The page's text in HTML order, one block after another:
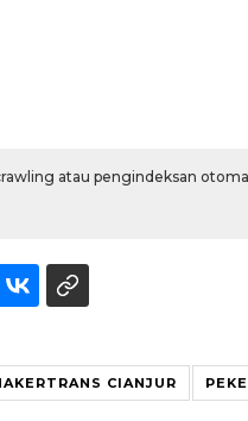
atau pengindeksan
CIANJUR
29 Juli